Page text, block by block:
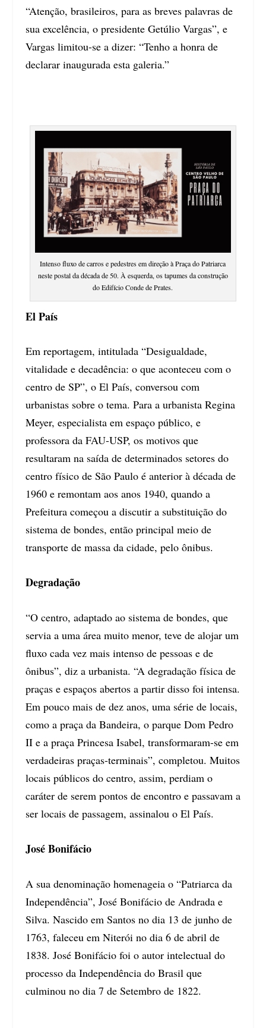
“Atenção, brasileiros, para as breves palavras de
sua excelência, o presidente Getúlio Vargas”, e
Vargas limitou-se a dizer: “Tenho a honra de
declarar inaugurada esta galeria.”
Intenso fluxo de carros e pedestres em direção à Praça do Patriarca
neste postal da década de 50. À esquerda, os tapumes da construção
do Edifício Conde de Prates.
El País
Em reportagem, intitulada “Desigualdade,
vitalidade e decadência: o que aconteceu com o
centro de SP”, o El País, conversou com
urbanistas sobre o tema. Para a urbanista Regina
Meyer, especialista em espaço público, e
professora da FAU-USP, os motivos que
resultaram na saída de determinados setores do
centro físico de São Paulo é anterior à década de
1960 e remontam aos anos 1940, quando a
Prefeitura começou a discutir a substituição do
sistema de bondes, então principal meio de
transporte de massa da cidade, pelo ônibus.
Degradação
“O centro, adaptado ao sistema de bondes, que
servia a uma área muito menor, teve de alojar um
fluxo cada vez mais intenso de pessoas e de
ônibus”, diz a urbanista. “A degradação física de
praças e espaços abertos a partir disso foi intensa.
Em pouco mais de dez anos, uma série de locais,
como a praça da Bandeira, o parque Dom Pedro
II e a praça Princesa Isabel, transformaram-se em
verdadeiras praças-terminais”, completou. Muitos
locais públicos do centro, assim, perdiam o
caráter de serem pontos de encontro e passavam a
ser locais de passagem, assinalou o El País.
José Bonifácio
A sua denominação homenageia o “Patriarca da
Independência”, José Bonifácio de Andrada e
Silva. Nascido em Santos no dia 13 de junho de
1763, faleceu em Niterói no dia 6 de abril de
1838. José Bonifácio foi o autor intelectual do
processo da Independência do Brasil que
culminou no dia 7 de Setembro de 1822.